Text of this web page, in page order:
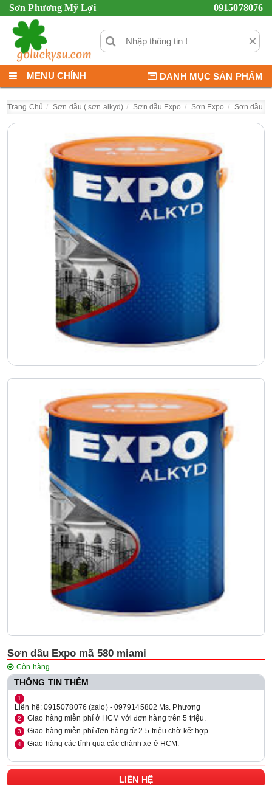
Sơn Phương Mỹ Lợi 0915078076
×
MENU CHÍNH DANH MỤC SẢN PHẨM
Trang Chủ Sơn dầu ( sơn alkyd) Sơn dầu Expo Sơn Expo Sơn dầu
Sơn dầu Expo mã 580 miami
Còn hàng
THÔNG TIN THÊM
Liên hệ: 0915078076 (zalo) - 0979145802 Ms. Phương
Giao hàng miễn phí ở HCM với đơn hàng trên 5 triệu.
Giao hàng miễn phí đơn hàng từ 2-5 triệu chờ kết hợp.
Giao hàng các tỉnh qua các chành xe ở HCM.
LIÊN HỆ